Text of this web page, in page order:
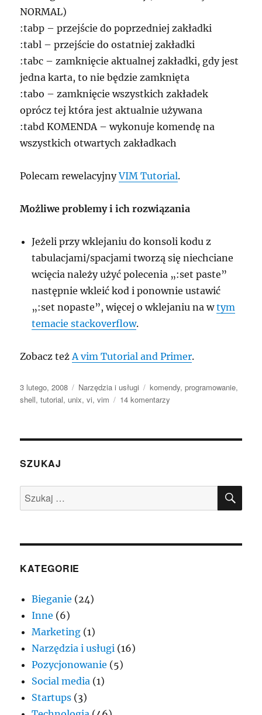
NORMAL)
:tabp – przejście do poprzedniej zakładki
:tabl – przejście do ostatniej zakładki
:tabc – zamknięcie aktualnej zakładki, gdy jest
jedna karta, to nie będzie zamknięta
:tabo – zamknięcie wszystkich zakładek
oprócz tej która jest aktualnie używana
:tabd KOMENDA – wykonuje komendę na
wszystkich otwartych zakładkach
Polecam rewelacyjnyVIM Tutorial.
Możliwe problemy i ich rozwiązania
Jeżeli przy wklejaniu do konsoli kodu z
tabulacjami/spacjami tworzą się niechciane
wcięcia należy użyć polecenia „:set paste”
następnie wkleić kod i ponownie ustawić
„:set nopaste”, więcej o wklejaniu na wtym
temacie stackoverflow.
Zobacz teżA vim Tutorial and Primer.
Data
publikacji
3 lutego, 2008 Kategorie
Narzędzia i usługi Tagi
komendy,programowanie,
shell,tutorial, unix,vi,vim 14 komentarzy
podstawowe
SZUKAJ
Szukaj:
KATEGORIE
Bieganie (24)
Inne (6)
Marketing (1)
Narzędzia i usługi (16)
Pozycjonowanie (5)
Social media (1)
Startups (3)